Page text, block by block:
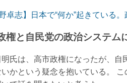
野卓志】日本で“何か”起きている
権と自民党の政治システム
氏は、高市政権になったが、
いかという疑念を抱いている。